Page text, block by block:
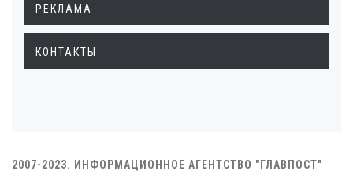
РЕКЛАМА
КОНТАКТЫ
2007-2023. ИНФОРМАЦИОННОЕ АГЕНТСТВО "ГЛАВПОСТ"